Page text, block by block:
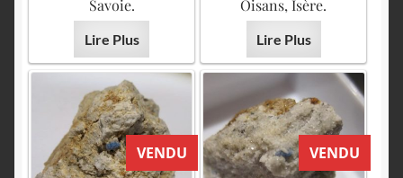
Savoie.
Lire Plus
Oisans, Isère.
Lire Plus
VENDU VENDU